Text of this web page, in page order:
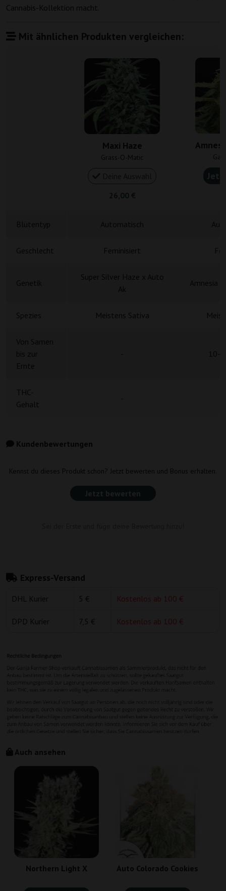
Cannabis-Kollektion macht.
Mit ähnlichen Produkten vergleichen:
Maxi Haze
Grass-O-Matic
Geschlecht Feminisiert
Spezies Meistens Sativa
THC-
Gehalt
-
Kundenbewertungen
Kennst du dieses Produkt schon? Jetzt bewerten und Bonus erhalten.
Jetzt bewerten
Express-Versand
DHL Kurier 5 € Kostenlos ab 100 €
DPD Kurier 7,5 € Kostenlos ab 100 €
Auch ansehen
Northern Light X Auto Colorado Cookies